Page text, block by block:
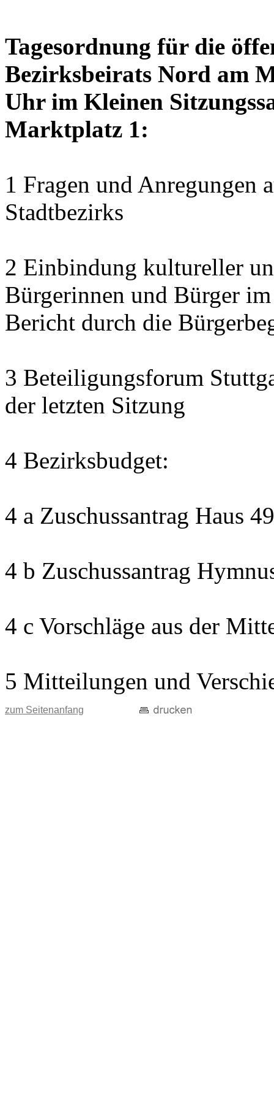
Tagesordnung für die
Bezirksbeirats Nord am
Uhr im Kleinen
Marktplatz 1:
1 Fragen und Anregungen
Stadtbezirks
2 Einbindung kultureller
Bürgerinnen und Bürger
Bericht durch die
3 Beteiligungsforum
der letzten Sitzung
4 Bezirksbudget:
4 a Zuschussantrag Haus 49
4 b Zuschussantrag
4 c Vorschläge aus der
5 Mitteilungen und
zum Seitenanfang